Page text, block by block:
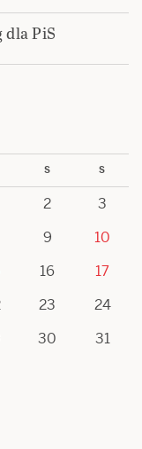
PiS
S S
2
3
9
10
16
17
23
24
30
31